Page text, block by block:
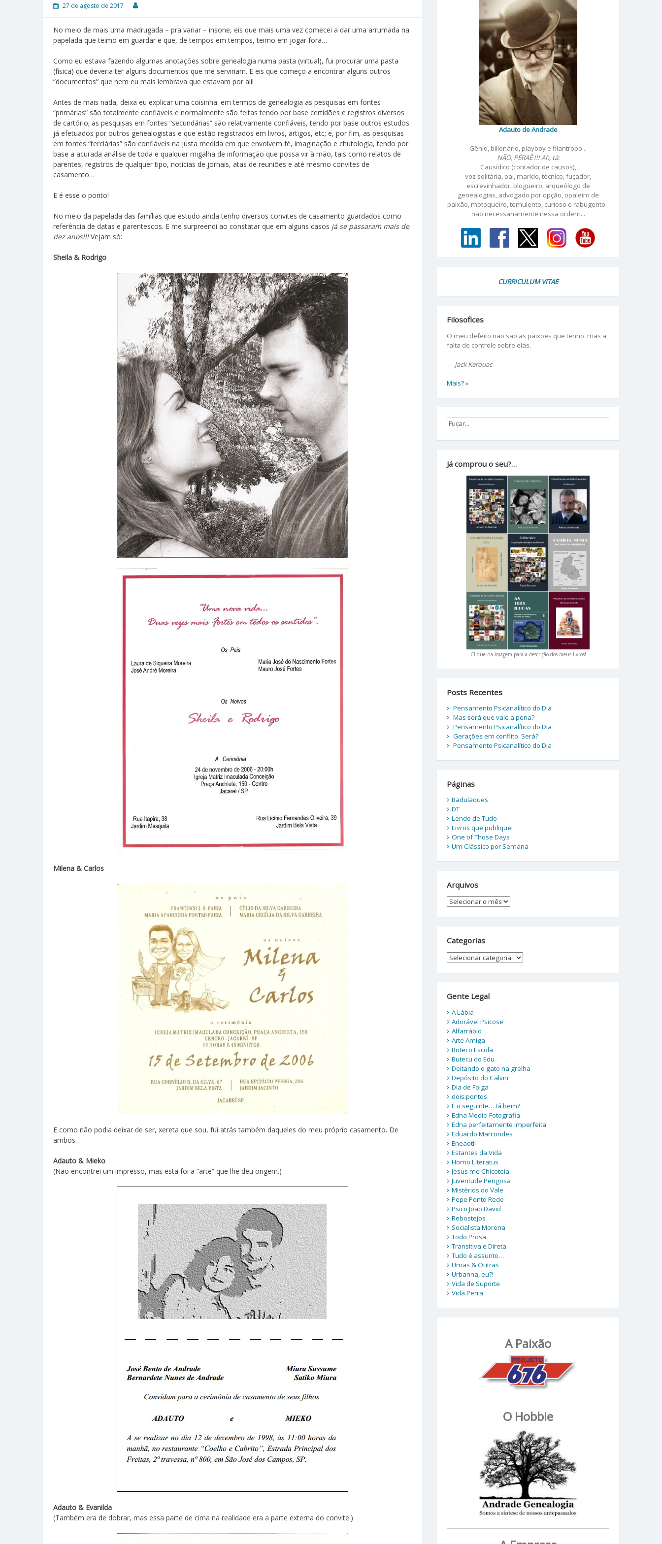
27 de agosto de 2017
No meio de mais uma madrugada – pra variar – insone, eis que mais uma vez comecei a dar uma arrumada na
papelada que teimo em guardar e que, de tempos em tempos, teimo em jogar fora…
Como eu estava fazendo algumas anotações sobre genealogia numa pasta (virtual), fui procurar uma pasta
(física) que deveria ter alguns documentos que me serviriam. E eis que começo a encontrar alguns outros
“documentos” que nem eu mais lembrava que estavam por ali!
Antes de mais nada, deixa eu explicar uma coisinha: em termos de genealogia as pesquisas em fontes
“primárias” são totalmente confiáveis e normalmente são feitas tendo por base certidões e registros diversos
de cartório; as pesquisas em fontes “secundárias” são relativamente confiáveis, tendo por base outros estudos
já efetuados por outros genealogistas e que estão registrados em livros, artigos, etc; e, por fim, as pesquisas
em fontes “terciárias” são confiáveis na justa medida em que envolvem fé, imaginação e chutologia, tendo por
base a acurada análise de toda e qualquer migalha de informação que possa vir à mão, tais como relatos de
parentes, registros de qualquer tipo, notícias de jornais, atas de reuniões e até mesmo convites de
casamento…
E é esse o ponto!
No meio da papelada das famílias que estudo ainda tenho diversos convites de casamento guardados como
referência de datas e parentescos. E me surpreendi ao constatar que em alguns casos já se passaram mais de
dez anos!!!Vejam só:
Sheila & Rodrigo
Milena & Carlos
E como não podia deixar de ser, xereta que sou, fui atrás também daqueles do meu próprio casamento. De
ambos…
Adauto & Mieko
(Não encontrei um impresso, mas esta foi a “arte” que lhe deu origem.)
Adauto & Evanilda
(Também era de dobrar, mas essa parte de cima na realidade era a parte externa do convite.)
Adauto de Andrade
Gênio, bilionário, playboy e filantropo...
NÃO, PÉRAÊ !!! Ah, tá:
Causídico (contador de causos),
voz solitária, pai, marido, técnico, fuçador,
escrevinhador, blogueiro, arqueólogo de
genealogias, advogado por opção, opaleiro de
paixão, motoqueiro, temulento, curioso e rabugento -
não necessariamente nessa ordem...
CURRICULUM VITAE
Filosofices
O meu defeito não são as paixões que tenho, mas a
falta de controle sobre elas.
— Jack Kerouac
Mais? »
Já comprou o seu?…
Clique na imagem para a descrição dos meus livros!
Posts Recentes
Pensamento Psicanalítico do Dia
Mas será que vale a pena?
Pensamento Psicanalítico do Dia
Gerações em conflito. Será?
Pensamento Psicanalítico do Dia
Páginas
Badulaques
DT
Lendo de Tudo
Livros que publiquei
One of Those Days
Um Clássico por Semana
Arquivos
Arquivos
Categorias
Categorias
Gente Legal
A Lábia
Adorável Psicose
Alfarrábio
Arte Amiga
Boteco Escola
Butecu do Edu
Deitando o gato na grelha
Depósito do Calvin
Dia de Folga
dois:pontos
É o seguinte… tá bem?
Edna Medici Fotografia
Edna perfeitamente imperfeita
Eduardo Marcondes
Eneaotil
Estantes da Vida
Homo Literatus
Jesus me Chicoteia
Juventude Perigosa
Mistérios do Vale
Pepe Ponto Rede
Psico João David
Rebostejos
Socialista Morena
Todo Prosa
Transitiva e Direta
Tudo é assunto…
Umas & Outras
Urbanna, eu?!
Vida de Suporte
Vida Perra
A Paixão
O Hobbie